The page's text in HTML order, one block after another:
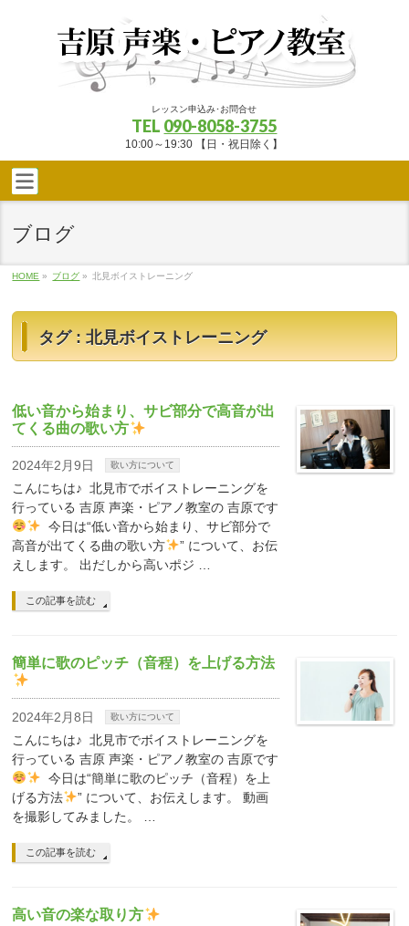
レッスン申込み･お問合せ
TEL 090-8058-3755
10:00～19:30 【日・祝日除く】
ブログ
HOME » ブログ » 北見ボイストレーニング
タグ : 北見ボイストレーニング
低い音から始まり、サビ部分で高音が出
てくる曲の歌い方
2024年2月9日 歌い方について
こんにちは♪ 北見市でボイストレーニングを
行っている 吉原 声楽・ピアノ教室の 吉原です
今日は“低い音から始まり、サビ部分で
高音が出てくる曲の歌い方
” について、お伝
えします。 出だしから高いポジ …
この記事を読む
簡単に歌のピッチ（音程）を上げる方法
2024年2月8日 歌い方について
こんにちは♪ 北見市でボイストレーニングを
行っている 吉原 声楽・ピアノ教室の 吉原です
今日は“簡単に歌のピッチ（音程）を上
げる方法
” について、お伝えします。 動画
を撮影してみました。 …
この記事を読む
高い音の楽な取り方